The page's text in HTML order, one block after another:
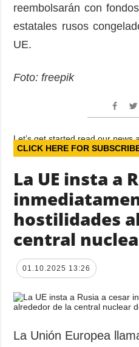
reembolsarán con
estatales rusos
UE.
Foto: freepik
Let’s get started read our news
CLICK HERE FOR
La UE insta a
hostilidades
central
01.10.2025 13:26
La Unión Europea